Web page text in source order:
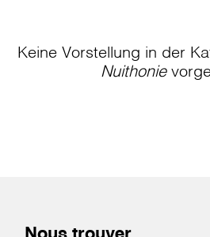
Keine Vorstellung in der
Nuithonie